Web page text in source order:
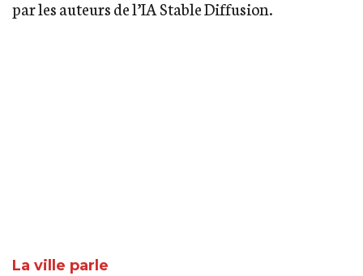
par les auteurs de l’IA Stable Diffusion.
La ville parle